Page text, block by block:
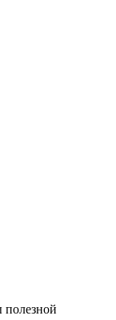
полезной